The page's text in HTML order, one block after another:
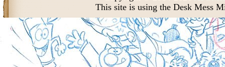
This site is using the Desk Mess